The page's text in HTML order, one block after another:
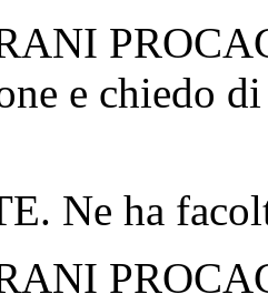
e chiedo
Ne ha